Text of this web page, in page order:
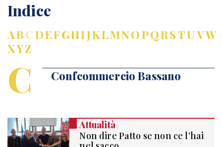
Indice
ABCDEFGHIJKLMNOPQRSTUVW
XYZ
C Confcommercio Bassano
Attualità
Non dire Patto se non ce l’hai